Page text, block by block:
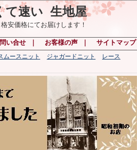
て速い 生地屋
安価格にてお届けします！
い合せ お客様の声 サイトマップ
ムースニット ジャガードニット
レース